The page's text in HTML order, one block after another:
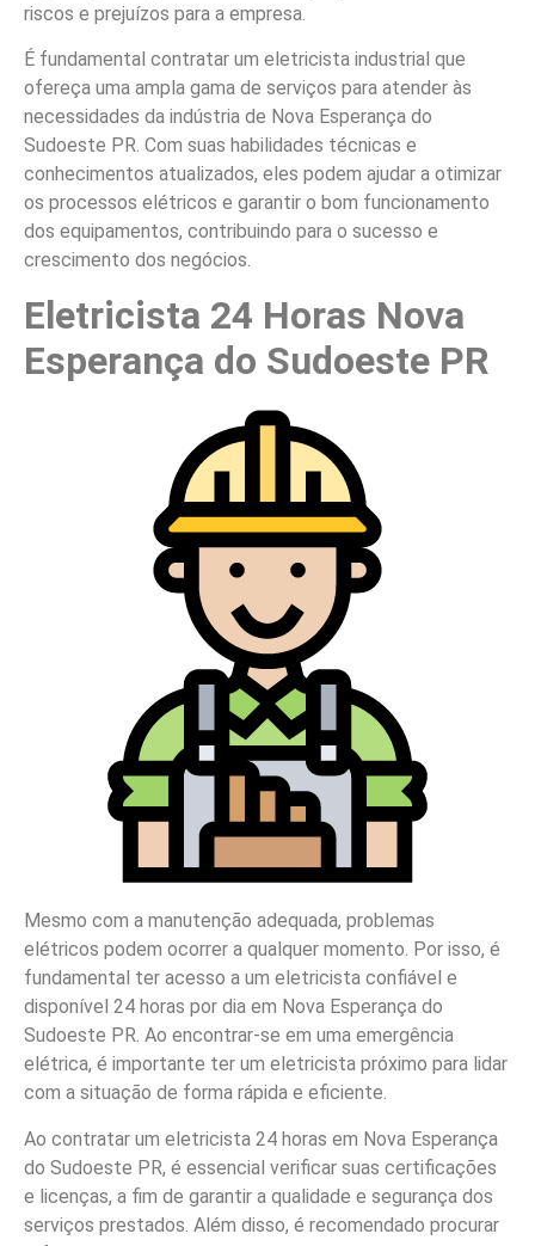
riscos e prejuízos para a empresa.
É fundamental contratar um eletricista industrial que
ofereça uma ampla gama de serviços para atender às
necessidades da indústria de Nova Esperança do
Sudoeste PR. Com suas habilidades técnicas e
conhecimentos atualizados, eles podem ajudar a otimizar
os processos elétricos e garantir o bom funcionamento
dos equipamentos, contribuindo para o sucesso e
crescimento dos negócios.
Eletricista 24 Horas Nova
Esperança do Sudoeste PR
Mesmo com a manutenção adequada, problemas
elétricos podem ocorrer a qualquer momento. Por isso, é
fundamental ter acesso a um eletricista confiável e
disponível 24 horas por dia em Nova Esperança do
Sudoeste PR. Ao encontrar-se em uma emergência
elétrica, é importante ter um eletricista próximo para lidar
com a situação de forma rápida e eficiente.
Ao contratar um eletricista 24 horas em Nova Esperança
do Sudoeste PR, é essencial verificar suas certificações
e licenças, a fim de garantir a qualidade e segurança dos
serviços prestados. Além disso, é recomendado procurar